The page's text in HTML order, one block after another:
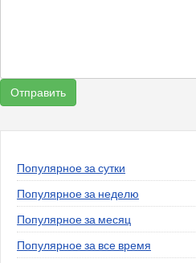
Популярное за сутки
Популярное за неделю
Популярное за месяц
Популярное за все время